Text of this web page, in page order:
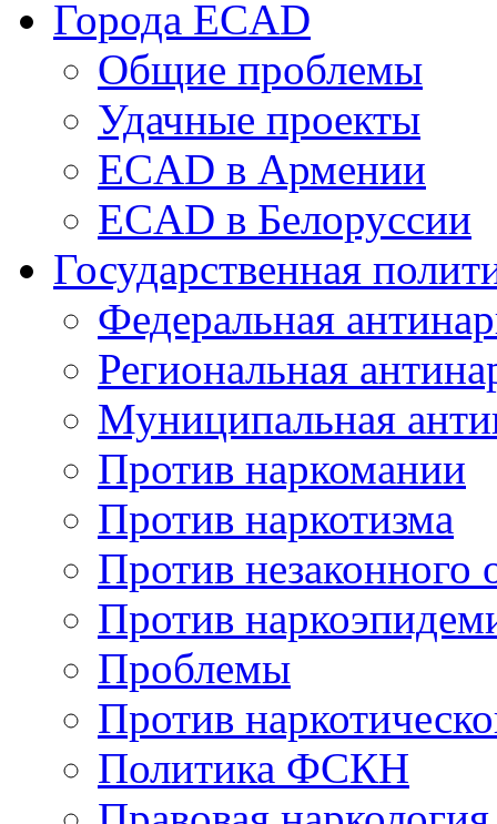
Города ECAD
Общие проблемы
Удачные проекты
ECAD в Армении
ECAD в Белоруссии
Государственная
Федеральная
Региональная
Муниципальная
Против наркомании
Против наркотизма
Против незаконного
Против
Проблемы
Против
Политика ФСКН